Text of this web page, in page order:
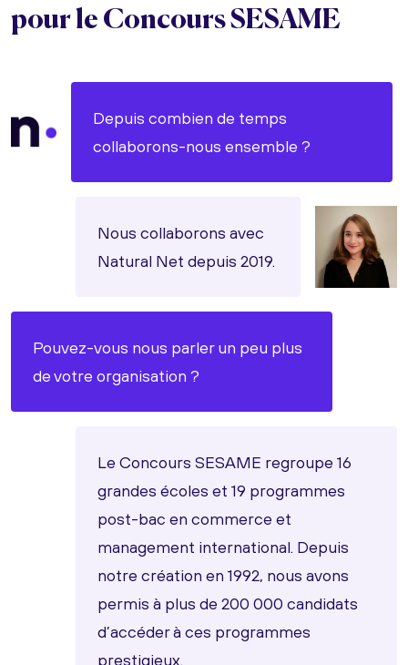
pour le Concours SESAME
Depuis combien de temps
collaborons-nous ensemble ?
Nous collaborons avec
Natural Net depuis 2019.
Pouvez-vous nous parler un peu plus
de votre organisation ?
Le Concours SESAME regroupe 16
grandes écoles et 19 programmes
post-bac en commerce et
management international. Depuis
notre création en 1992, nous avons
permis à plus de 200 000 candidats
d’accéder à ces programmes
prestigieux.